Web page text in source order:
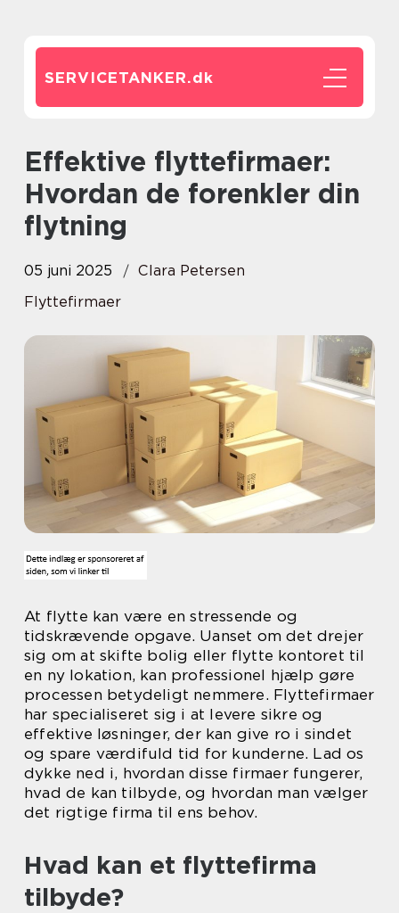
SERVICETANKER.dk
Effektive flyttefirmaer:
Hvordan de forenkler din
flytning
05 juni 2025
Clara Petersen
Flyttefirmaer
At flytte kan være en stressende og
tidskrævende opgave. Uanset om det drejer
sig om at skifte bolig eller flytte kontoret til
en ny lokation, kan professionel hjælp gøre
processen betydeligt nemmere. Flyttefirmaer
har specialiseret sig i at levere sikre og
effektive løsninger, der kan give ro i sindet
og spare værdifuld tid for kunderne. Lad os
dykke ned i, hvordan disse firmaer fungerer,
hvad de kan tilbyde, og hvordan man vælger
det rigtige firma til ens behov.
Hvad kan et flyttefirma
tilbyde?